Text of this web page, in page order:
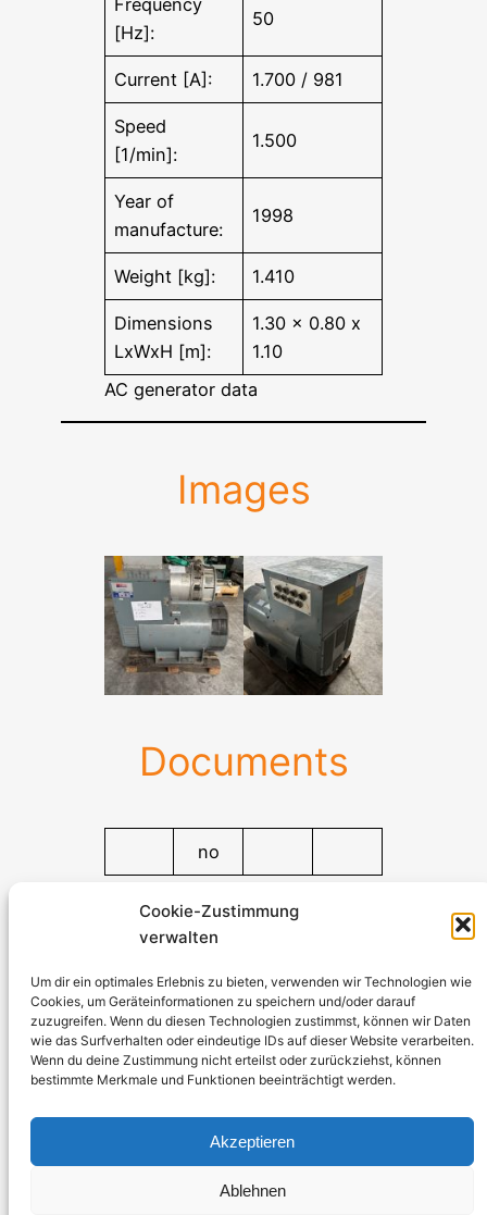
Cookie-Zustimmung
verwalten
Um dir ein optimales Erlebnis zu bieten, verwenden wir Technologien wie
Cookies, um Geräteinformationen zu speichern und/oder darauf
zuzugreifen. Wenn du diesen Technologien zustimmst, können wir Daten
wie das Surfverhalten oder eindeutige IDs auf dieser Website verarbeiten.
Wenn du deine Zustimmung nicht erteilst oder zurückziehst, können
bestimmte Merkmale und Funktionen beeinträchtigt werden.
Akzeptieren
Ablehnen
[Hz]:
50
Current [A]: 1.700 / 981
Speed
[1/min]:
1.500
Year of
manufacture:
1998
Weight [kg]: 1.410
Dimensions
LxWxH [m]:
1.30 x 0.80 x
1.10
AC generator data
Images
Documents
no
Kürtener Straße 13, D-51465 Bergisch Gladbach
Managing Director: Andre Kandlin
Sales Representative: Michael Jochmann
info@stromerzeuger-discount.de